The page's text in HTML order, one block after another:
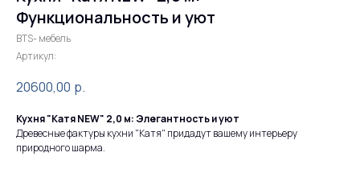
Функциональность и уют
BTS- мебель
Артикул:
20600,00 р.
Кухня "Катя NEW" 2,0 м: Элегантность и уют
Древесные фактуры кухни "Катя" придадут вашему интерьеру
природного шарма.